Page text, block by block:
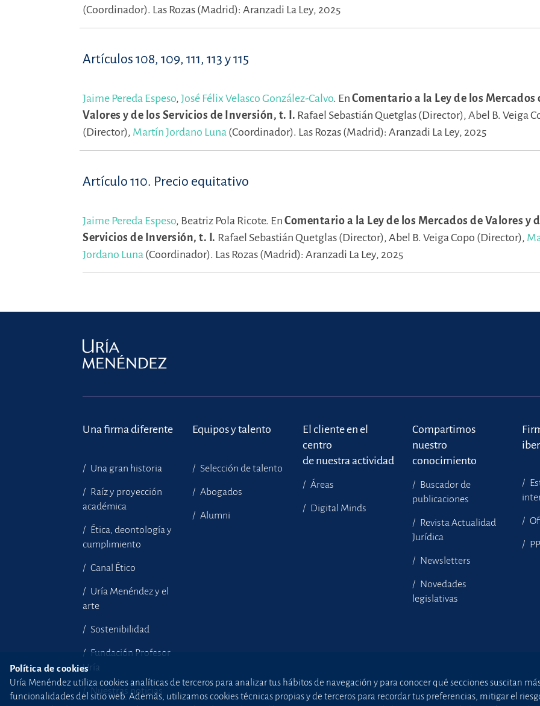
(Coordinador). Las Rozas (Madrid): Aranzadi La Ley, 2025
Artículos 108, 109, 111, 113 y 115
Jaime Pereda Espeso, José Félix Velasco González-Calvo. En Comentario a la Ley de los Mercados
Valores y de los Servicios de Inversión, t. I. Rafael Sebastián Quetglas (Director), Abel B. Veiga
(Director), Martín Jordano Luna (Coordinador). Las Rozas (Madrid): Aranzadi La Ley, 2025
Artículo 110. Precio equitativo
Jaime Pereda Espeso, Beatriz Pola Ricote. En Comentario a la Ley de los Mercados de Valores y
Servicios de Inversión, t. I. Rafael Sebastián Quetglas (Director), Abel B. Veiga Copo (Director),
Jordano Luna (Coordinador). Las Rozas (Madrid): Aranzadi La Ley, 2025
Una firma diferente
Una gran historia
Raíz y proyección
académica
Ética, deontología y
cumplimiento
Canal Ético
Uría Menéndez y el
arte
Sostenibilidad
Fundación Profesor
Uría
Nuestras noticias
Equipos y talento
Selección de talento
Abogados
Alumni
El cliente en el
centro
de nuestra actividad
Áreas
Digital Minds
Compartimos
nuestro
conocimiento
Buscador de
publicaciones
Revista Actualidad
Jurídica
Newsletters
Novedades
legislativas
Política de cookies
Uría Menéndez utiliza cookies analíticas de terceros para analizar tus hábitos de navegación y para conocer qué secciones suscitan
funcionalidades del sitio web. Además, utilizamos cookies técnicas propias y de terceros para recordar tus preferencias, mitigar el